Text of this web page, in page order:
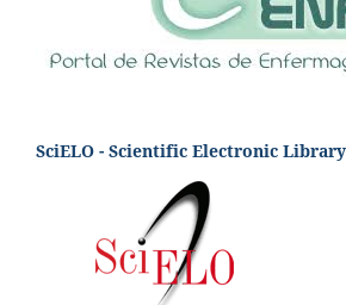
SciELO - Scientific Electronic